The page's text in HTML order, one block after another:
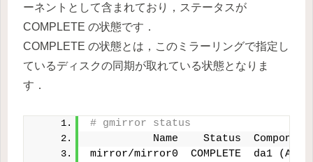
ーネントとして含まれており，ステータスが
COMPLETE の状態です．
COMPLETE の状態とは，このミラーリングで指定し
ているディスクの同期が取れている状態となりま
す．
# gmirror status
Name    Status
mirror/mirror0  COMPLETE  da1